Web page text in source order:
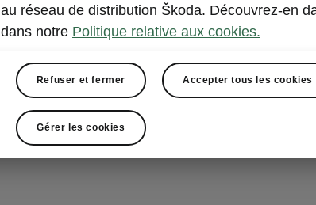
sur ces
intense
au réseau de distribution Škoda. Découvrez-en
dans notre Politique relative aux cookies.
Refuser et fermer Accepter tous les cookies
Gérer les cookies